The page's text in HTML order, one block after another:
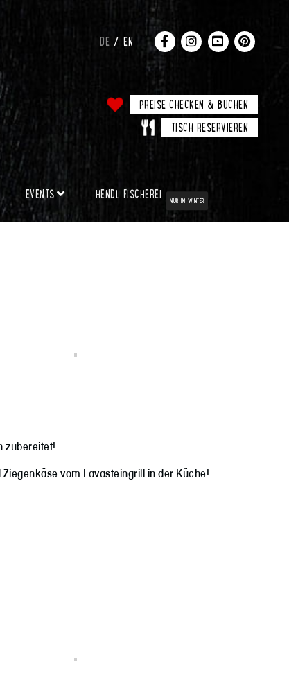
DE EN
PREISE CHECKEN & BUCHEN
TISCH RESERVIEREN
EVENTS HENDL FISCHEREI NUR IM WINTER
zubereitet!
vom Lavasteingrill in der Küche!